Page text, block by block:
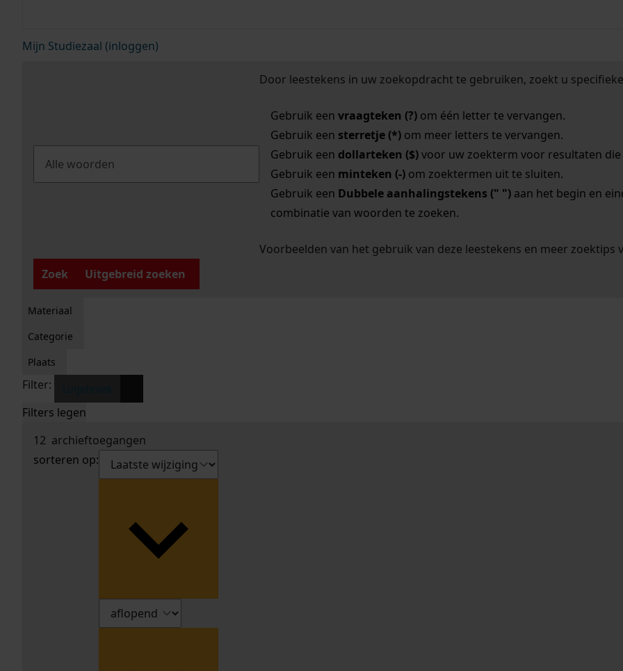
Mijn Studiezaal (inloggen)
Door leestekens in uw zoekopdracht te gebruiken, zoekt u
Gebruik een vraagteken (?)om één letter te vervangen.
Gebruik een sterretje (*)om meer letters te vervangen.
Gebruik een dollarteken ($)voor uw zoekterm voor resultaten die
Gebruik een minteken (-)om zoektermen uit te sluiten.
Gebruik een Dubbele aanhalingstekens (" ")aan het begin en
combinatie van woorden te zoeken.
Voorbeelden van het gebruik van deze leestekens en meer zoektips
Zoek
Uitgebreid zoeken
Materiaal
Categorie
Plaats
Filter:
Filters legen
12 archieftoegangen
sorteren op: